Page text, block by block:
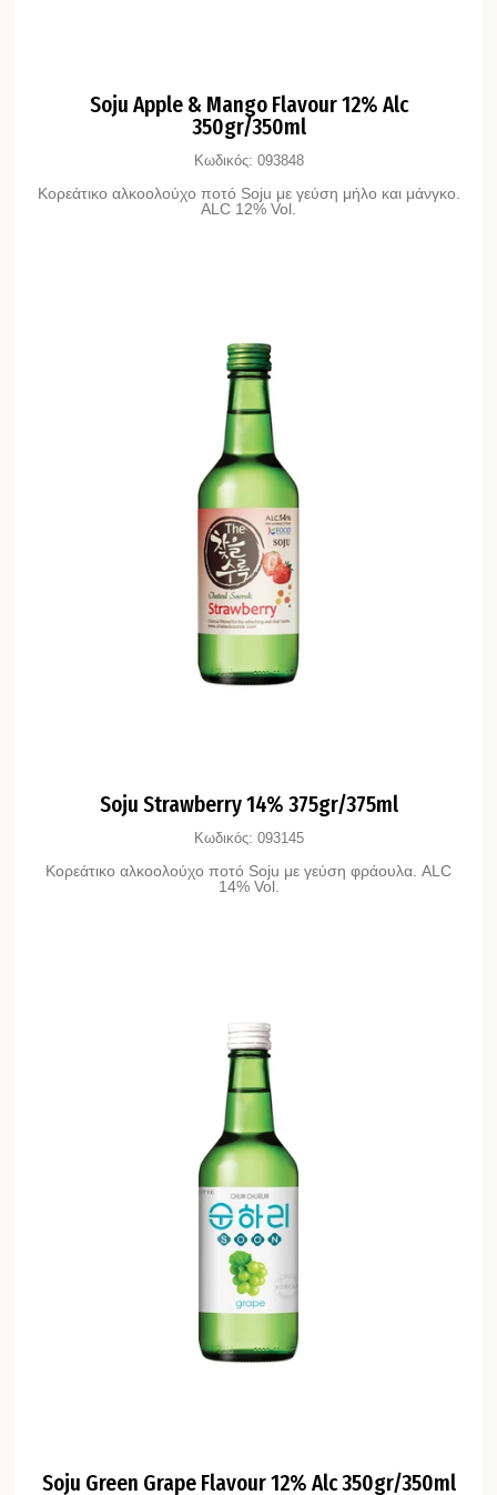
Soju Apple & Mango Flavour 12% Alc
350gr/350ml
Κωδικός: 093848
Κορεάτικο αλκοολούχο ποτό Soju με γεύση μήλο και μάνγκο.
ALC 12% Vol.
Soju Strawberry 14% 375gr/375ml
Κωδικός: 093145
Κορεάτικο αλκοολούχο ποτό Soju με γεύση φράουλα. ALC
14% Vol.
Soju Green Grape Flavour 12% Alc 350gr/350ml